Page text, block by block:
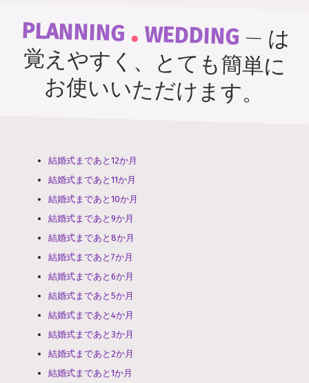
PLANNING . WEDDING— は
覚えやすく、とても簡単に
お使いいただけます。
結婚式まであと12か月
結婚式まであと11か月
結婚式まであと10か月
結婚式まであと9か月
結婚式まであと8か月
結婚式まであと7か月
結婚式まであと6か月
結婚式まであと5か月
結婚式まであと4か月
結婚式まであと3か月
結婚式まであと2か月
結婚式まであと1か月